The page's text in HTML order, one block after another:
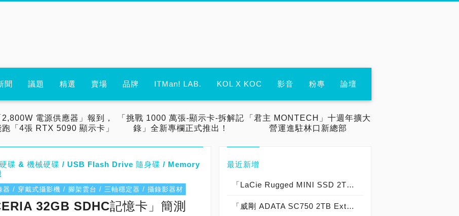
聞 議題 精選 賣場 品牌 ITMan! LAB. KOL X KOC 影音 粉專 論壇
2,800W 電源供應器」報到，
跑「4張 RTX 5090 顯示卡」
「挑戰 1000 萬張-顯示卡-拆解記
錄」全新專欄正式推出！
「君主 MONTECH」十週年擴大
營運進駐林口新總部
碟 & 機械硬碟 / USB Flash Drive 隨身碟 / Memory
/ 穿戴式攝影機 / 腳架雲台 / 三軸穩定器 / 攝錄影器材
32GB SDHC記憶卡」簡測
最近新增
「LaCie Rugged MINI SSD 2TB」實測開箱，「USB 3.2 Gen 2x2 穩固精悍」20Gbps 外接式固態硬碟專業首選！
「威剛 ADATA SC750 2TB External SSD」實測開箱，USB 3.2 Gen2 10Gb/s 免傳輸線「袖珍便攜」高效能外接式固態硬碟！